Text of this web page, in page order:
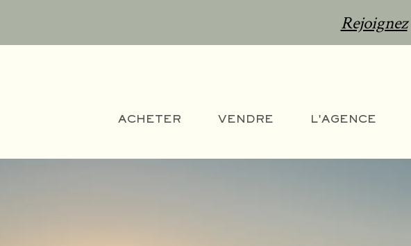
Rejoignez
ACHETER VENDRE L'AGENCE